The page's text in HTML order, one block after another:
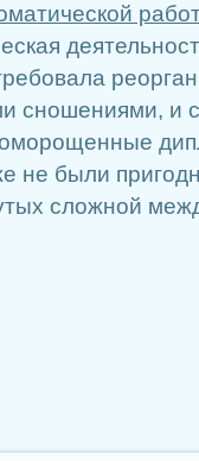
сношениями, и
не были
сложной